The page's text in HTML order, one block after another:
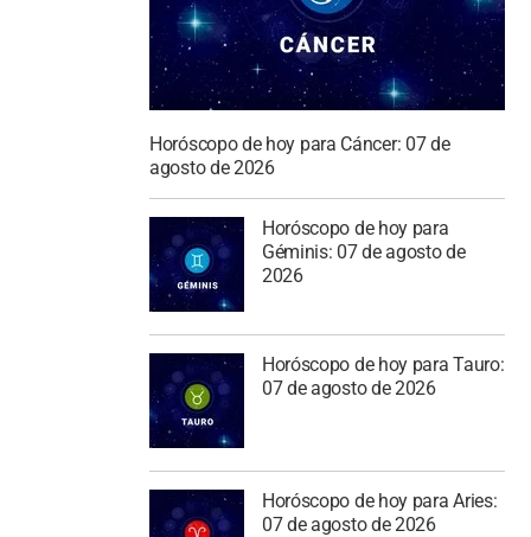
Horóscopo de hoy para Cáncer: 07 de
agosto de 2026
Horóscopo de hoy para
Géminis: 07 de agosto de
2026
Horóscopo de hoy para Tauro:
07 de agosto de 2026
Horóscopo de hoy para Aries:
07 de agosto de 2026